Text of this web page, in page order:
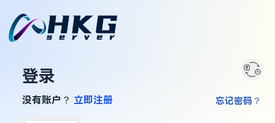
登录
没有账户？ 立即注册 忘记密码？